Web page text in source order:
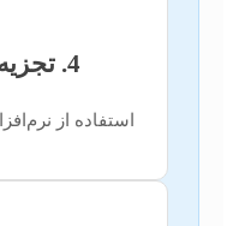
4. تجزیه و تحلیل آماری
استفاده از